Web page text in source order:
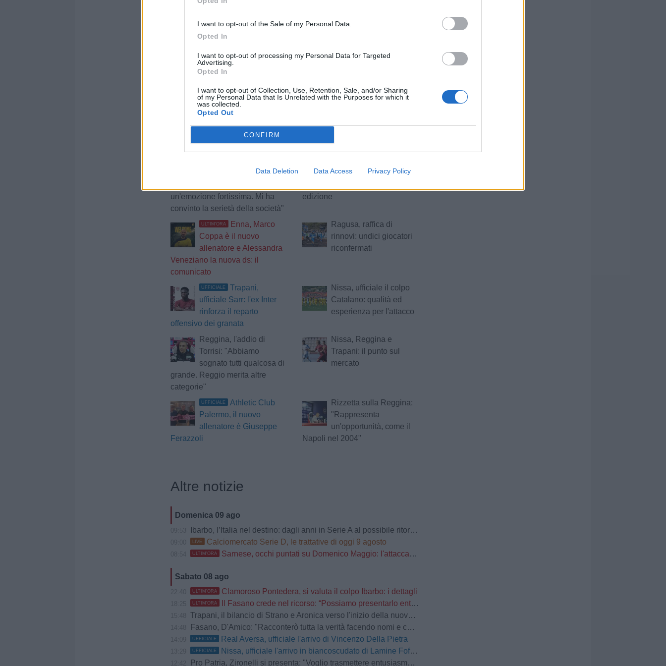
I want to opt-out of the Sale of my Personal Data.
Opted In
I want to opt-out of processing my Personal Data for Targeted
Advertising.
Opted In
I want to opt-out of Collection, Use, Retention, Sale, and/or Sharing
of my Personal Data that Is Unrelated with the Purposes for which it
was collected.
Opted Out
CONFIRM
Data Deletion Data Access Privacy Policy
Altre notizie - Girone I
"Tornare ad indossare
un'emozione fortissima. Mi ha
convinto la serietà della società"
Mike Morra: esulta
edizione
ULTIM'ORA
Enna, Marco
Coppa è il nuovo
allenatore e Alessandra
Veneziano la nuova ds: il
comunicato
Ragusa, raffica di
rinnovi: undici giocatori
riconfermati
UFFICIALE
Trapani,
ufficiale Sarr: l'ex Inter
rinforza il reparto
offensivo dei granata
Nissa, ufficiale il colpo
Catalano: qualità ed
esperienza per l'attacco
Reggina, l'addio di
Torrisi: "Abbiamo
sognato tutti qualcosa di
grande. Reggio merita altre
categorie"
Nissa, Reggina e
Trapani: il punto sul
mercato
UFFICIALE
Athletic Club
Palermo, il nuovo
allenatore è Giuseppe
Ferazzoli
Rizzetta sulla Reggina:
"Rappresenta
un'opportunità, come il
Napoli nel 2004"
Altre notizie
Domenica 09 ago
Ibarbo, l’Italia nel destino: dagli anni in Serie A al possibile ritorno in Serie D dopo il ritiro
LIVE Calciomercato Serie D, le trattative di oggi 9 agosto
ULTIM'ORA Sarnese, occhi puntati su Domenico Maggio: l'attaccante della Scafatese nel mirino dei granata
Sabato 08 ago
ULTIM'ORA Clamoroso Pontedera, si valuta il colpo Ibarbo: i dettagli
ULTIM'ORA Il Fasano crede nel ricorso: “Possiamo presentarlo entro 30 giorni dal comunicato”
Trapani, il bilancio di Strano e Aronica verso l'inizio della nuova stagione
Fasano, D'Amico: "Racconterò tutta la verità facendo nomi e cognomi"
UFFICIALE Real Aversa, ufficiale l'arrivo di Vincenzo Della Pietra
UFFICIALE Nissa, ufficiale l'arrivo in biancoscudato di Lamine Fofana
Pro Patria, Zironelli si presenta: "Voglio trasmettere entusiasmo. Il passato va cancellato"